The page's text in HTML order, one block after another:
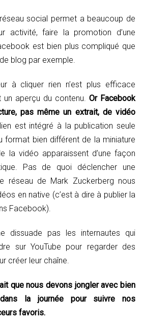
social permet a beaucoup de
activité, faire la promotion d’une
est bien plus compliqué que
blog par exemple.
à cliquer rien n’est plus efficace
un aperçu du contenu. Or Facebook
pas même un extrait, de vidéo
est intégré à la publication seule
format bien différent de la miniature
la vidéo apparaissent d’une façon
Pas de quoi déclencher une
réseau de Mark Zuckerberg nous
en native (c’est à dire à publier la
Facebook).
dissuade pas les internautes qui
sur YouTube pour regarder des
créer leur chaîne.
que nous devons jongler avec bien
dans la journée pour suivre nos
favoris.